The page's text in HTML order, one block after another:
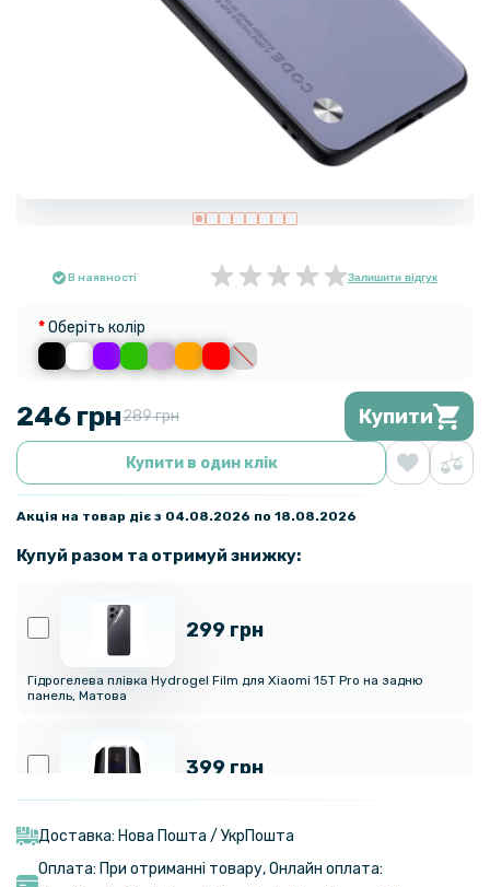
В наявності Залишити відгук
Оберіть колір
246 грн289 грн Купити
Купити в один клік
Акція на товар діє з 04.08.2026 по 18.08.2026
Купуй разом та отримуй знижку:
299 грн
Гідрогелева плівка Hydrogel Film для Xiaomi 15T Pro на задню
панель, Матова
399 грн
(Антишпигун, глянцева)
Доставка: Нова Пошта / УкрПошта
Оплата: При отриманні товару, Онлайн оплата: